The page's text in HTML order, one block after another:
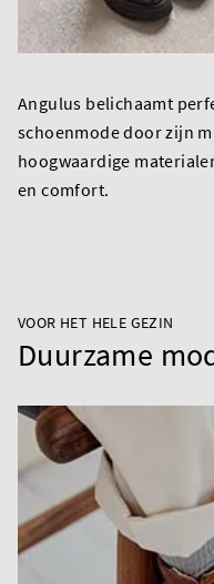
Angulus belichaamt
schoenmode door zijn
hoogwaardige
en comfort.
VOOR HET HELE GEZIN
Duurzame